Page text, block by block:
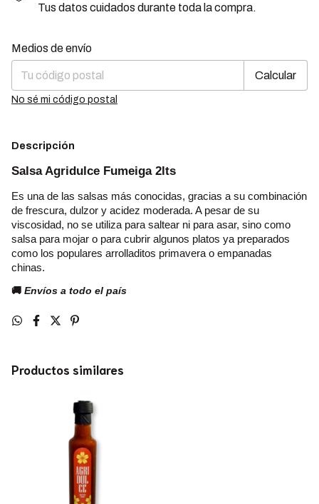
Tus datos cuidados durante toda la compra.
Entregas para el CP:
Medios de envío
Calcular
No sé mi código postal
Descripción
Salsa Agridulce Fumeiga 2lts
Es una de las salsas más conocidas, gracias a su combinación
de frescura, dulzor y acidez moderada. A pesar de su
viscosidad, no se utiliza para saltear ni para asar, sino como
salsa para mojar o para cubrir algunos platos ya preparados
como los populares arrolladitos primavera o empanadas
chinas.
🚚 Envíos a todo el país
Productos similares